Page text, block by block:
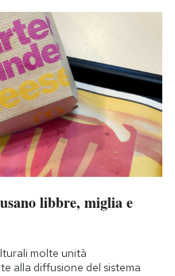
libbre, miglia e
molte unità
alla diffusione del sistema